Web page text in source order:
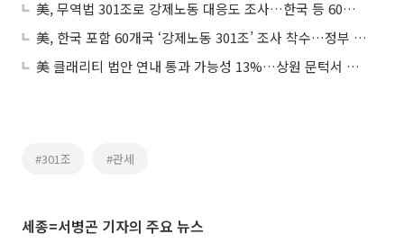
美, 무역법 301조로 강제노동 대응도 조사…한국 등 60개국·지역 대상
美, 한국 포함 60개국 ‘강제노동 301조’ 조사 착수…정부 “민관 공동대응”
美 클래리티 법안 연내 통과 가능성 13%…상원 문턱서 제동
#301조 #관세
세종=서병곤 기자의 주요 뉴스